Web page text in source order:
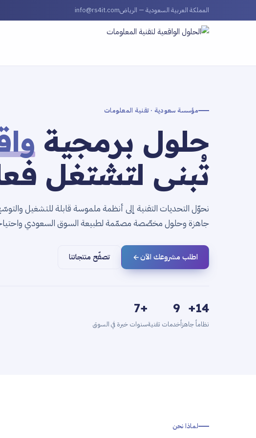
المملكة العربية السعودية — الرياضinfo@rs4it.com
مؤسسة سعودية · تقنية المعلومات
حلول برمجية
تُبنى لتشتغل
نحوّل التحديات التقنية إلى أنظمة ملموسة قابلة للتشغيل
جاهزة وحلول مخصّصة مصمّمة لطبيعة السوق السعودي
اطلب مشروعك الآن تصفّح منتجاتنا
14+
نظاماً جاهزاً
9
خدمات تقنية
+7
سنوات خبرة في السوق
لماذا نحن